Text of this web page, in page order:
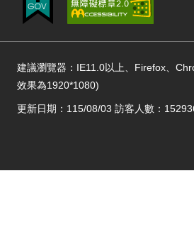
建議瀏覽器：IE11.0以上、Firefox、
效果為1920*1080)
更新日期：115/08/03 訪客人數：